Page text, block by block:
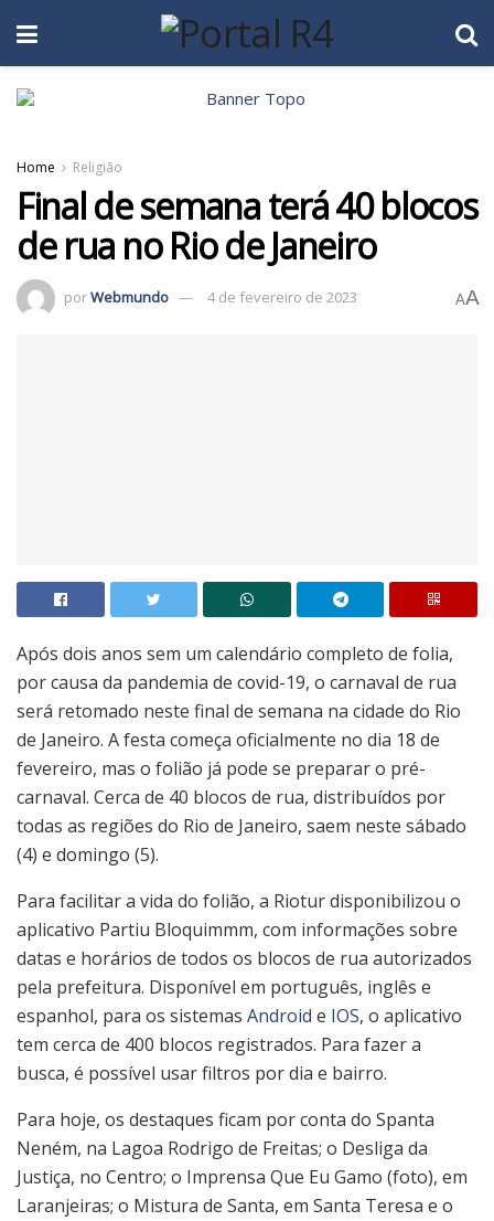
Home Religião
Final de semana terá 40 blocos
de rua no Rio de Janeiro
porWebmundo 4 de fevereiro de 2023 AA
Após dois anos sem um calendário completo de folia,
por causa da pandemia de covid-19, o carnaval de rua
será retomado neste final de semana na cidade do Rio
de Janeiro. A festa começa oficialmente no dia 18 de
fevereiro, mas o folião já pode se preparar o pré-
carnaval. Cerca de 40 blocos de rua, distribuídos por
todas as regiões do Rio de Janeiro, saem neste sábado
(4) e domingo (5).
Para facilitar a vida do folião, a Riotur disponibilizou o
aplicativo Partiu Bloquimmm, com informações sobre
datas e horários de todos os blocos de rua autorizados
pela prefeitura. Disponível em português, inglês e
espanhol, para os sistemas Android e IOS, o aplicativo
tem cerca de 400 blocos registrados. Para fazer a
busca, é possível usar filtros por dia e bairro.
Para hoje, os destaques ficam por conta do Spanta
Neném, na Lagoa Rodrigo de Freitas; o Desliga da
Justiça, no Centro; o Imprensa Que Eu Gamo (foto), em
Laranjeiras; o Mistura de Santa, em Santa Teresa e o